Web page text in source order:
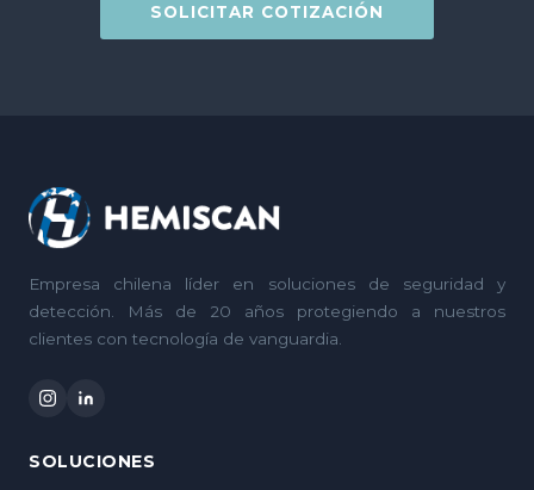
SOLICITAR COTIZACIÓN
Empresa chilena líder en soluciones de seguridad y
detección. Más de 20 años protegiendo a nuestros
clientes con tecnología de vanguardia.
SOLUCIONES